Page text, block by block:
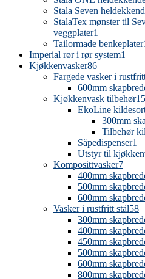
Stala Seven
StalaTex mønster til
veggplater1
Tailormade benkeplater
Imperial rør i rør system1
Kjøkkenvasker86
Fargede vasker i
600mm
Kjøkkenvask tilbehør15
EkoLine
300mm
Tilbehør
Såpedispenser1
Utstyr til
Komposittvasker7
400mm
500mm
600mm
Vasker i rustfritt stål58
300mm
400mm
450mm
500mm
600mm
800mm